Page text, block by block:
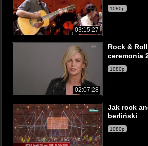
03:15:27
1080p
02:07:28
Rock &
ceremonia
1080p
Jak rock
berliński
1080p